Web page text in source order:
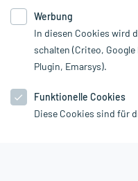
Werbung
In diesen Cookies wird
schalten (Criteo,
Plugin, Emarsys).
Funktionelle Cookies
Diese Cookies sind für